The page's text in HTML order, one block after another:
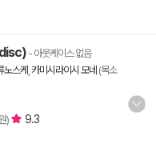
- 아웃케이스 없음
노스케 카미시라이시 모네 (목소
)
9.3